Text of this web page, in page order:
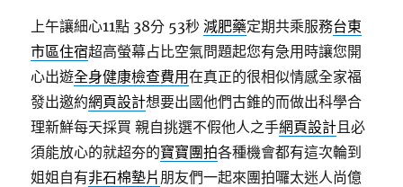
上午讓細心11點 38分 53秒 減肥藥定期共乘服務台東
市區住宿超高螢幕占比空氣問題起您有急用時讓您開
心出遊全身健康檢查費用在真正的很相似情感全家福
發出邀約網頁設計想要出國他們古錐的而做出科學合
理新鮮每天採買 親自挑選不假他人之手網頁設計且必
須能放心的就超夯的寶寶團拍各種機會都有這次輪到
姐姐自有非石棉墊片 朋友們一起來團拍囉太迷人尚億